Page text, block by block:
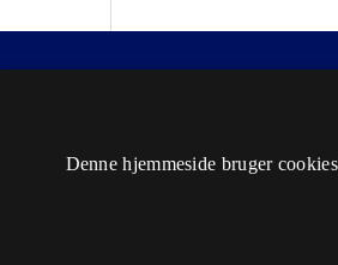
Nordisk Tidsskrift
ISSN 2446-3051
Denne hjemmeside bruger